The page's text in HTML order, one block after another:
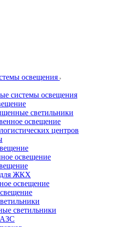
освещения
системы освещения
светильники
освещение
центров
освещение
ЖКХ
освещение
светильники